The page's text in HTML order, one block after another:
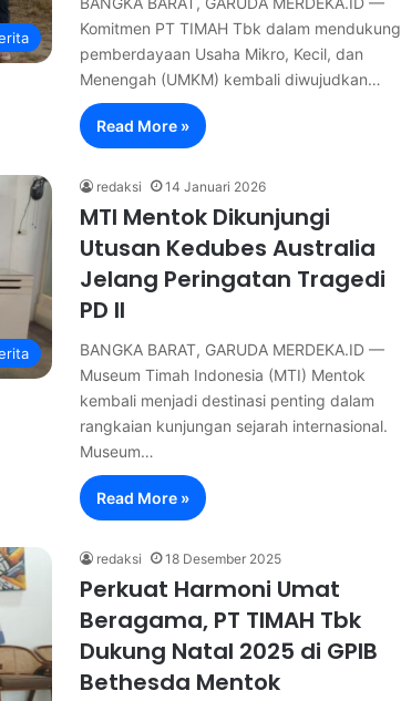
Komitmen PT TIMAH Tbk dalam mendukung
pemberdayaan Usaha Mikro, Kecil, dan
Menengah (UMKM) kembali diwujudkan…
Read More »
redaksi 14 Januari 2026
MTI Mentok Dikunjungi
Utusan Kedubes Australia
Jelang Peringatan Tragedi
PD II
BANGKA BARAT, GARUDA MERDEKA.ID —
Museum Timah Indonesia (MTI) Mentok
kembali menjadi destinasi penting dalam
rangkaian kunjungan sejarah internasional.
Museum…
Read More »
redaksi 18 Desember 2025
Perkuat Harmoni Umat
Beragama, PT TIMAH Tbk
Dukung Natal 2025 di GPIB
Bethesda Mentok